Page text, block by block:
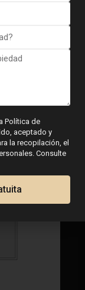
Política de
aceptado y
la recopilación, el
Consulte